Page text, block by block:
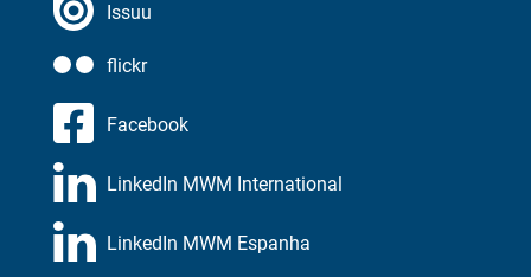
Issuu
flickr
Facebook
LinkedIn MWM International
LinkedIn MWM Espanha